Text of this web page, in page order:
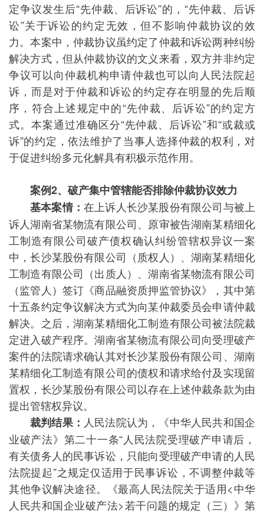
定争议发生后“先仲裁、后诉讼”的，“先仲裁、后诉
讼”关于诉讼的约定无效，但不影响仲裁协议的效
力。本案中，仲裁协议虽约定了仲裁和诉讼两种纠纷
解决方式，但从仲裁协议的文义来看，双方并非约定
争议可以向仲裁机构申请仲裁也可以向人民法院起
诉，而是对于仲裁和诉讼的约定存在明显的先后顺
序，符合上述规定中的“先仲裁、后诉讼”的约定方
式。本案通过准确区分“先仲裁、后诉讼”和“或裁或
诉”的约定，依法维护了当事人选择仲裁的权利，对
于促进纠纷多元化解具有积极示范作用。
案例2、 破产集中管辖能否排除仲裁协议效力
基本案情： 在上诉人长沙某股份有限公司与被上
诉人湖南省某物流有限公司、原审被告湖南某精细化
工制造有限公司破产债权确认纠纷管辖权异议一案
中，长沙某股份有限公司（质权人）、湖南某精细化
工制造有限公司（出质人）、湖南省某物流有限公司
（监管人）签订《商品融资质押监管协议》，其中第
十五条约定争议解决方式为向某仲裁委员会申请仲裁
解决。之后，湖南某精细化工制造有限公司被法院裁
定进入破产程序。湖南省某物流有限公司向受理破产
案件的法院请求确认其对长沙某股份有限公司、湖南
某精细化工制造有限公司的债权和请求给付及实现留
置权，长沙某股份有限公司以存在上述仲裁条款为由
提出管辖权异议。
裁判结果： 人民法院认为，《中华人民共和国企
业破产法》第二十一条“人民法院受理破产申请后，
有关债务人的民事诉讼，只能向受理破产申请的人民
法院提起”之规定仅适用于民事诉讼，不调整仲裁等
其他争议解决途径。《最高人民法院关于适用<中华
人民共和国企业破产法>若干问题的规定（三）》第